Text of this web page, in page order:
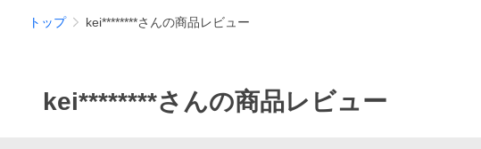
トップ kei********さんの商品レビュー
kei********さんの商品レビュー